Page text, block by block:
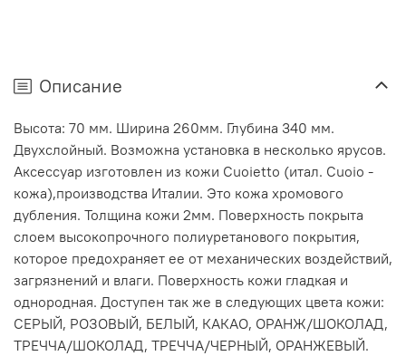
Описание
Высота: 70 мм. Ширина 260мм. Глубина 340 мм.
Двухслойный. Возможна установка в несколько ярусов.
Аксессуар изготовлен из кожи Cuoietto (итал. Cuoio -
кожа),производства Италии. Это кожа хромового
дубления. Толщина кожи 2мм. Поверхность покрыта
слоем высокопрочного полиуретанового покрытия,
которое предохраняет ее от механических воздействий,
загрязнений и влаги. Поверхность кожи гладкая и
однородная. Доступен так же в следующих цвета кожи:
СЕРЫЙ, РОЗОВЫЙ, БЕЛЫЙ, КАКАО, ОРАНЖ/ШОКОЛАД,
ТРЕЧЧА/ШОКОЛАД, ТРЕЧЧА/ЧЕРНЫЙ, ОРАНЖЕВЫЙ.